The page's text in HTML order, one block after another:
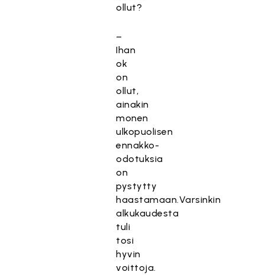
ollut?
–
Ihan
ok
on
ollut,
ainakin
monen
ulkopuolisen
ennakko-
odotuksia
on
pystytty
haastamaan.Varsinkin
alkukaudesta
tuli
tosi
hyvin
voittoja.